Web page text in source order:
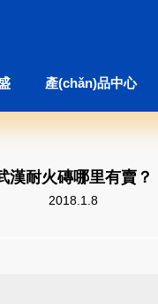
產(chǎn)品中心
漢耐火磚哪里有賣？
2018.1.8